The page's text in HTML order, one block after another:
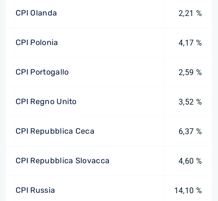
CPI Olanda 2,21 %
CPI Polonia 4,17 %
CPI Portogallo 2,59 %
CPI Regno Unito 3,52 %
CPI Repubblica Ceca 6,37 %
CPI Repubblica Slovacca 4,60 %
CPI Russia 14,10 %